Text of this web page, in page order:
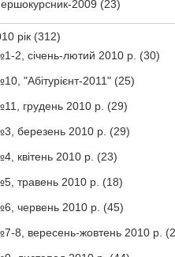
2009 (23)
рік (312)
2, січень-лютий 2010 р. (30)
"Абітурієнт-2011" (25)
грудень 2010 р. (29)
березень 2010 р. (29)
квітень 2010 р. (23)
травень 2010 р. (18)
червень 2010 р. (45)
8, вересень-жовтень 2010 р.